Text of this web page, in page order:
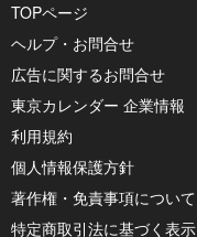
TOPページ
ヘルプ・お問合せ
広告に関するお問合せ
東京カレンダー 企業情報
利用規約
個人情報保護方針
著作権・免責事項について
特定商取引法に基づく表示